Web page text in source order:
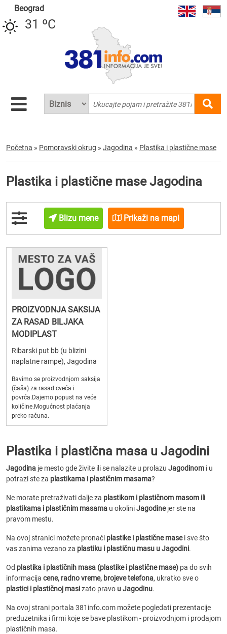
Beograd
31 ºC
Početna » Pomoravski okrug » Jagodina » Plastika i plastične mase
Plastika i plastične mase Jagodina
Blizu mene Prikaži na mapi
PROIZVODNJA SAKSIJA
ZA RASAD BILJAKA
MODIPLAST
Ribarski put bb (u blizini
naplatne rampe), Jagodina
Bavimo se proizvodnjom saksija
(čaša) za rasad cveća i
povrća.Dajemo popust na veće
količine.Mogućnost plaćanja
preko računa.
Plastika i plastična masa u Jagodini
Jagodina je mesto gde živite ili se nalazite u prolazu Jagodinom i u
potrazi ste za plastikama i plastičnim masama?
Ne morate pretraživati dalje za plastikom i plastičnom masom ili
plastikama i plastičnim masama u okoliniJagodinejer ste na
pravom mestu.
Na ovoj stranici možete pronaći plastike i plastične masei sve što
vas zanima vezano za plastiku i plastičnu masu u Jagodini.
Od plastika i plastičnih masa (plastike i plastične mase) pa do svih
informacija cene, radno vreme, brojeve telefona, ukratko sve o
plastici i plastičnoj masizato pravo u Jagodinu.
Na ovoj strani portala 381info.com možete pogledati prezentacije
preduzetnika i firmi koje se bave plastikom - proizvodnjom i prodajom
plastičnih masa.